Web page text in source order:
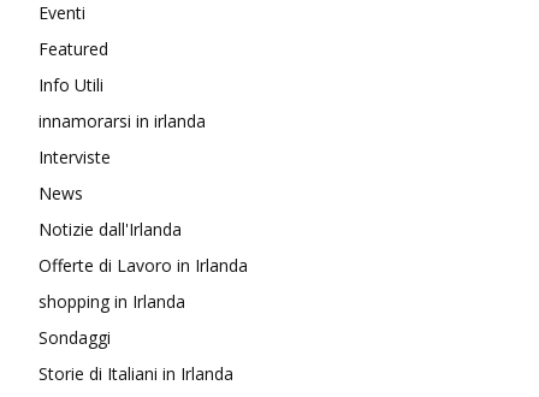
Eventi
Featured
Info Utili
innamorarsi in irlanda
Interviste
News
Notizie dall'Irlanda
Offerte di Lavoro in Irlanda
shopping in Irlanda
Sondaggi
Storie di Italiani in Irlanda